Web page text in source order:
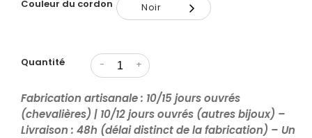
Couleur du cordon Noir
Gris
Rouge
Quantité - +
Fabrication artisanale : 10/15 jours ouvrés
(chevalières) | 10/12 jours ouvrés (autres bijoux) –
Livraison : 48h (délai distinct de la fabrication) – Un